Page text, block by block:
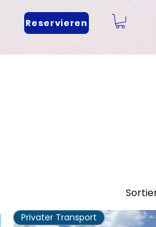
Reservieren
Privater Transport